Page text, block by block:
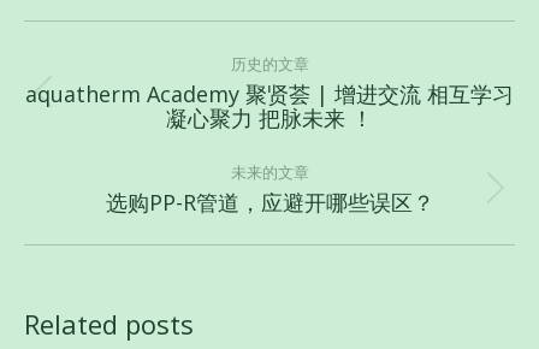
导
历史的文章
历
史
的
文
aquatherm Academy 聚贤荟 | 增进交流 相互学习
凝心聚力 把脉未来 ！
未来的文章
未
选购PP-R管道，应避开哪些误区？
Related posts